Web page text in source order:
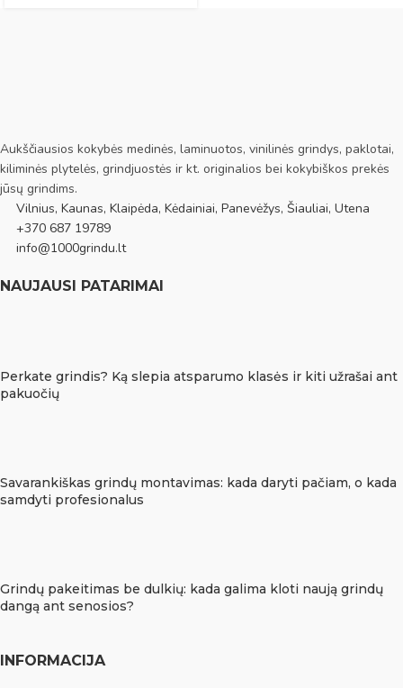
Aukščiausios kokybės medinės, laminuotos, vinilinės grindys, paklotai,
kiliminės plytelės, grindjuostės ir kt. originalios bei kokybiškos prekės
jūsų grindims.
Vilnius, Kaunas, Klaipėda, Kėdainiai, Panevėžys, Šiauliai, Utena
+370 687 19789
info@1000grindu.lt
NAUJAUSI PATARIMAI
Perkate grindis? Ką slepia atsparumo klasės ir kiti užrašai ant
pakuočių
Savarankiškas grindų montavimas: kada daryti pačiam, o kada
samdyti profesionalus
Grindų pakeitimas be dulkių: kada galima kloti naują grindų
dangą ant senosios?
INFORMACIJA